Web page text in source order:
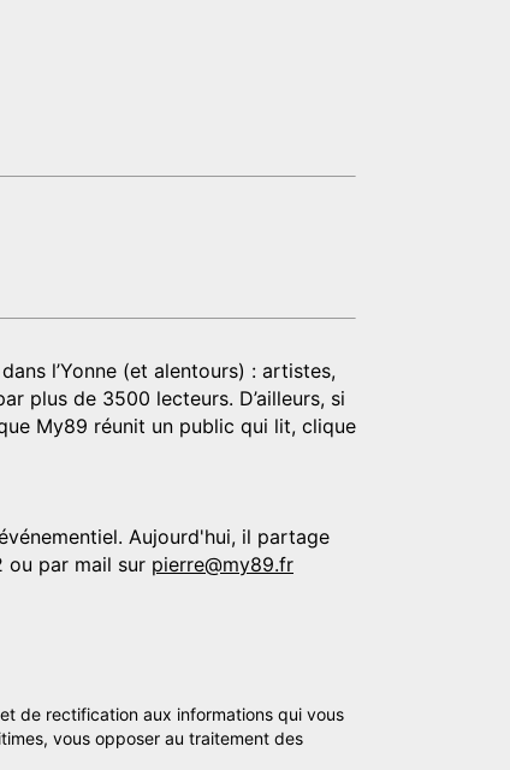
l’Yonne (et alentours) : artistes,
plus de 3500 lecteurs. D’ailleurs, si
My89 réunit un public qui lit, clique
Aujourd'hui, il partage
ou par mail sur pierre@my89.fr
de rectification aux informations qui vous
vous opposer au traitement des